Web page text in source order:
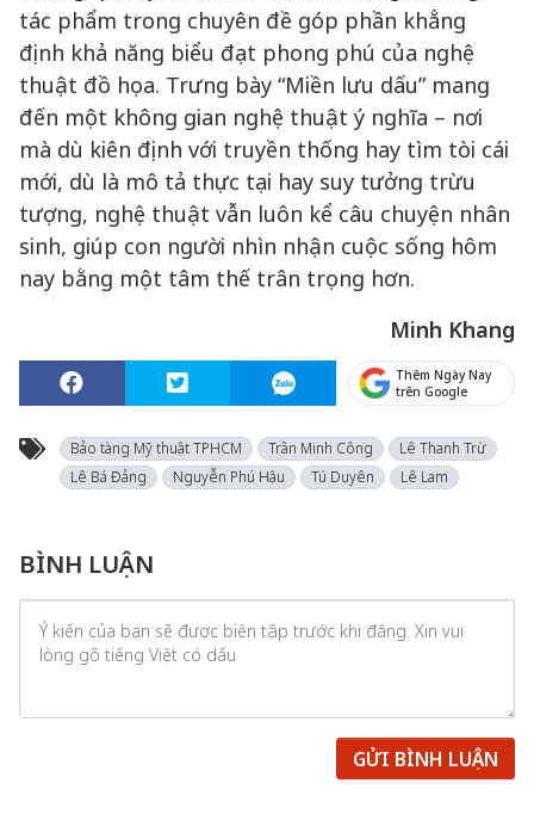
tác phẩm trong chuyên đề góp phần khẳng
định khả năng biểu đạt phong phú của nghệ
thuật đồ họa. Trưng bày “Miền lưu dấu” mang
đến một không gian nghệ thuật ý nghĩa – nơi
mà dù kiên định với truyền thống hay tìm tòi cái
mới, dù là mô tả thực tại hay suy tưởng trừu
tượng, nghệ thuật vẫn luôn kể câu chuyện nhân
sinh, giúp con người nhìn nhận cuộc sống hôm
nay bằng một tâm thế trân trọng hơn.
Minh Khang
Thêm Ngày Nay
trên Google
Bảo tàng Mỹ thuật TPHCM Trần Minh Công
Lê Thanh Trừ
Lê Bá Đảng
Nguyễn Phú Hậu Tú Duyên Lê Lam
BÌNH LUẬN
GỬI BÌNH LUẬN